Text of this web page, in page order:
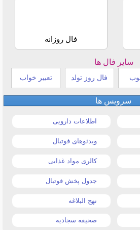
فال روزانه
سایر فال ها
فال روز تولد تعبیر خواب
سرویس ها
اطلاعات دارویی
ویدئوهای فوتبال
کالری مواد غذایی
جدول پخش فوتبال
نهج البلاغه
صحیفه سجادیه